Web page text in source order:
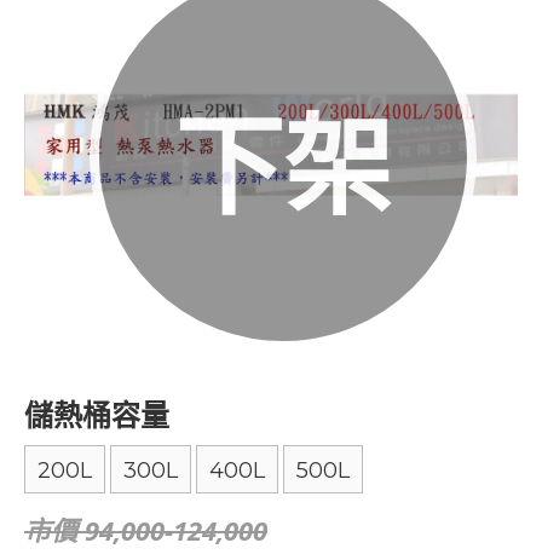
下架
儲熱桶容量
200L 300L 400L 500L
市價 94,000-124,000